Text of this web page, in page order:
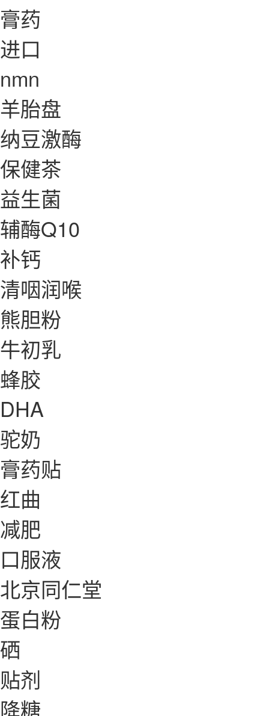
膏药
进口
nmn
羊胎盘
纳豆激酶
保健茶
益生菌
辅酶Q10
补钙
清咽润喉
熊胆粉
牛初乳
蜂胶
DHA
驼奶
膏药贴
红曲
减肥
口服液
北京同仁堂
蛋白粉
硒
贴剂
降糖